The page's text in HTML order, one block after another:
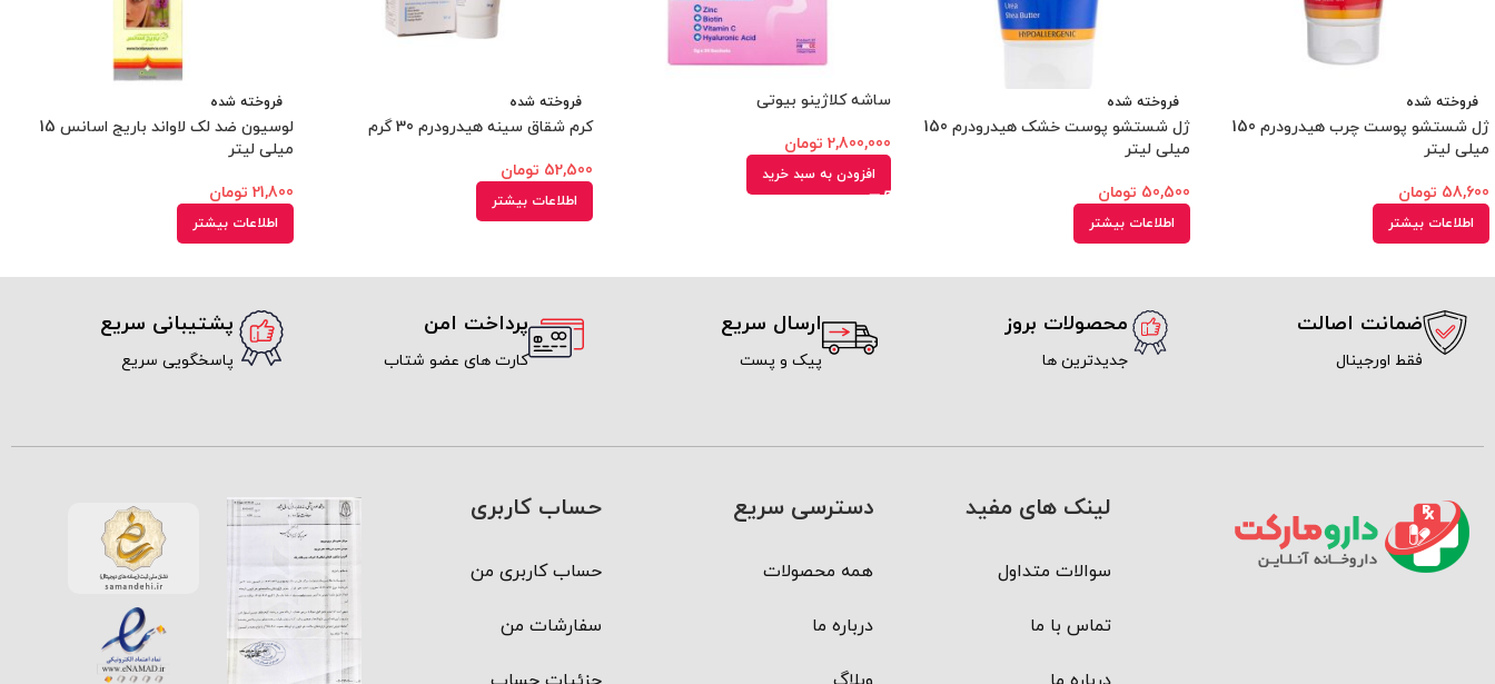
فروخته شده
ژل شستشو پوست چرب هیدرودرم 150
میلی لیتر
58,600 تومان
اطلاعات بیشتر
فروخته شده
ژل شستشو پوست خشک هیدرودرم 150
میلی لیتر
50,500 تومان
اطلاعات بیشتر
ساشه کلاژینو بیوتی
2,800,000 تومان
افزودن به سبد خرید
فروخته شده
کرم شقاق سینه هیدرودرم 30 گرم
52,500 تومان
اطلاعات بیشتر
فروخته شده
لوسیون ضد لک لاواند باریج اسانس 15
میلی لیتر
21,800 تومان
اطلاعات بیشتر
ضمانت اصالت
فقط اورجینال
محصولات بروز
جدیدترین ها
ارسال سریع
پیک و پست
پرداخت امن
کارت های عضو شتاب
پشتیبانی سریع
پاسخگویی سریع
لینک های مفید
سوالات متداول
تماس با ما
دسترسی سریع
همه محصولات
درباره ما
حساب کاربری
حساب کاربری من
سفارشات من